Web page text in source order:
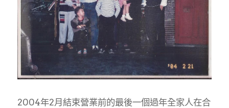
2004年2月結束營業前的最後一個過年全家人在合